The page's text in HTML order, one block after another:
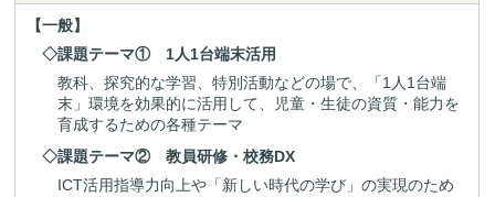
【一般】
◇課題テーマ① 1人1台端末活用
教科、探究的な学習、特別活動などの場で、「1人1台端
末」環境を効果的に活用して、児童・生徒の資質・能力を
育成するための各種テーマ
◇課題テーマ② 教員研修・校務DX
ICT活用指導力向上や「新しい時代の学び」の実現のため